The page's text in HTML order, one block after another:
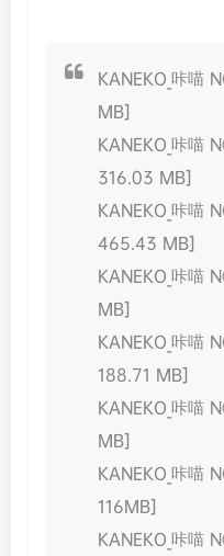
KANEKO_咔喵
MB]
KANEKO_咔喵
316.03 MB]
KANEKO_咔喵
465.43 MB]
KANEKO_咔喵
MB]
KANEKO_咔喵
188.71 MB]
KANEKO_咔喵
MB]
KANEKO_咔喵
116MB]
KANEKO_咔喵